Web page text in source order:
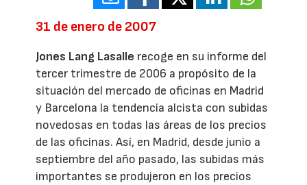
31 de enero de 2007
Jones Lang Lasalle recoge en su informe del
tercer trimestre de 2006 a propósito de la
situación del mercado de oficinas en Madrid
y Barcelona la tendencia alcista con subidas
novedosas en todas las áreas de los precios
de las oficinas. Así, en Madrid, desde junio a
septiembre del año pasado, las subidas más
importantes se produjeron en los precios